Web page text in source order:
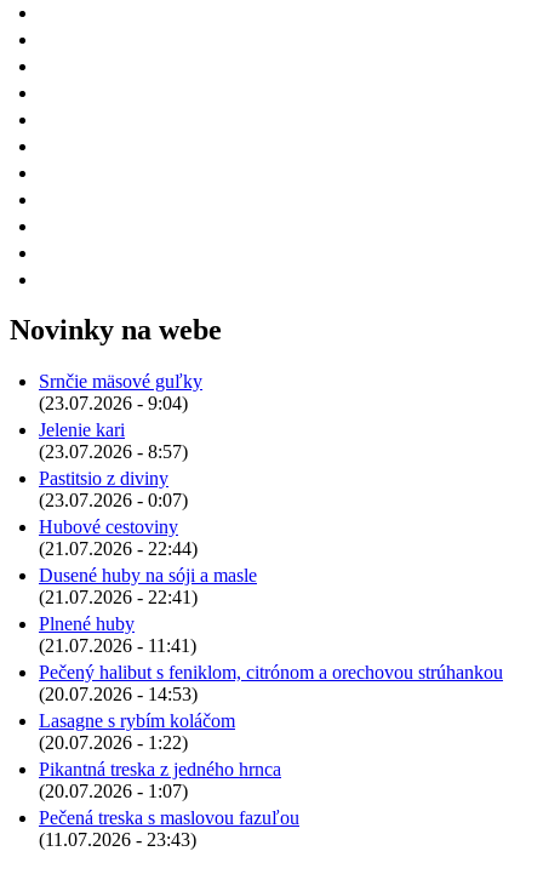
Novinky na webe
Srnčie mäsové guľky
(23.07.2026 - 9:04)
Jelenie kari
(23.07.2026 - 8:57)
Pastitsio z diviny
(23.07.2026 - 0:07)
Hubové cestoviny
(21.07.2026 - 22:44)
Dusené huby na sóji a masle
(21.07.2026 - 22:41)
Plnené huby
(21.07.2026 - 11:41)
Pečený halibut s feniklom, citrónom a orechovou strúhankou
(20.07.2026 - 14:53)
Lasagne s rybím koláčom
(20.07.2026 - 1:22)
Pikantná treska z jedného hrnca
(20.07.2026 - 1:07)
Pečená treska s maslovou fazuľou
(11.07.2026 - 23:43)